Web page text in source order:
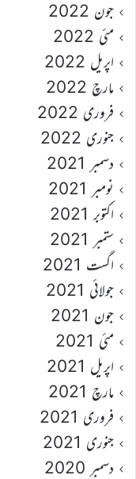
جون 2022
مئی 2022
اپریل 2022
مارچ 2022
فروری 2022
جنوری 2022
دسمبر 2021
نومبر 2021
اکتوبر 2021
ستمبر 2021
اگست 2021
جولائی 2021
جون 2021
مئی 2021
اپریل 2021
مارچ 2021
فروری 2021
جنوری 2021
دسمبر 2020